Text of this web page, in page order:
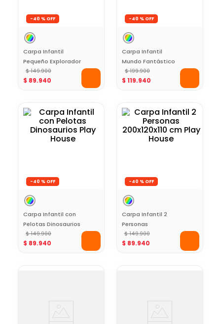
-40 %
Carpa Infantil
Pequeño Explorador
120x120x90 cm Play
House
$ 149.900
$ 89.940
-40 %
Carpa Infantil
Mundo Fantástico
100x80x135 cm Play
House
$ 199.900
$ 119.940
-40 %
Carpa Infantil con
Pelotas Dinosaurios
Play House
$ 149.900
$ 89.940
-40 %
Carpa Infantil 2
Personas
200x120x110 cm
Play House
$ 149.900
$ 89.940